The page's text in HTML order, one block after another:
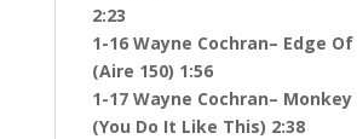
2:23
1-16 Wayne Cochran– Edge
(Aire 150) 1:56
1-17 Wayne Cochran–
(You Do It Like This) 2:38